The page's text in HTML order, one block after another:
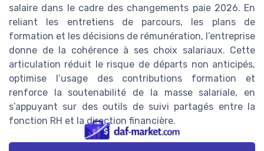
salaire dans le cadre des changements paie 2026. En
reliant les entretiens de parcours, les plans de
formation et les décisions de rémunération, l’entreprise
donne de la cohérence à ses choix salariaux. Cette
articulation réduit le risque de départs non anticipés,
optimise l’usage des contributions formation et
renforce la soutenabilité de la masse salariale, en
s’appuyant sur des outils de suivi partagés entre la
fonction RH et la direction financière.